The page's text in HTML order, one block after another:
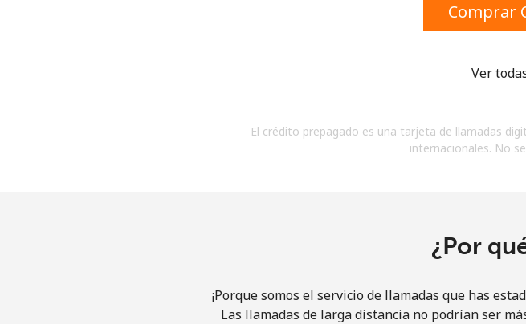
ofertas.
Comprar
Ver
El crédito prepagado es una tarjeta de llamadas
internacionales. No
¿Por
¡Porque somos el servicio de llamadas que has
Las llamadas de larga distancia no podrían ser